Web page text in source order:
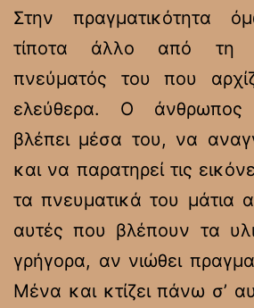
Στην πραγματικότητα
τίποτα άλλο από τη
πνεύματός του που
ελεύθερα. Ο άνθρωπος
βλέπει μέσα του, να
και να παρατηρεί τις
τα πνευματικά του μάτια
αυτές που βλέπουν τα
γρήγορα, αν νιώθει
Μένα και κτίζει πάνω σ’